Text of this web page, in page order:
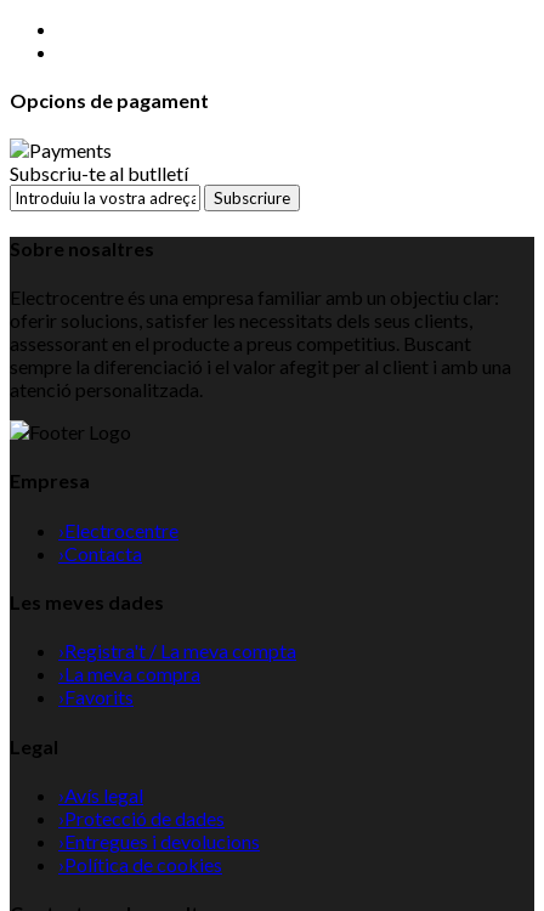
Opcions de pagament
Subscriu-te al butlletí
Subscriure
Sobre nosaltres
Electrocentre és una empresa familiar amb un objectiu clar:
oferir solucions, satisfer les necessitats dels seus clients,
assessorant en el producte a preus competitius. Buscant
sempre la diferenciació i el valor afegit per al client i amb una
atenció personalitzada.
Empresa
›Electrocentre
›Contacta
Les meves dades
›Registra't / La meva compta
›La meva compra
›Favorits
Legal
›Avís legal
›Protecció de dades
›Entregues i devolucions
›Política de cookies